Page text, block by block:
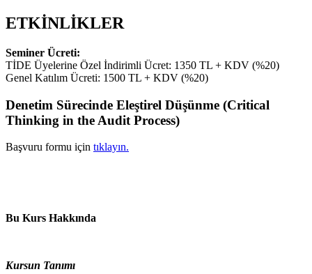
ETKİNLİKLER
Seminer Ücreti:
TİDE Üyelerine Özel İndirimli Ücret: 1350 TL + KDV (%20)
Genel Katılım Ücreti: 1500 TL + KDV (%20)
Denetim Sürecinde Eleştirel Düşünme (Critical
Thinking in the Audit Process)
Başvuru formu için tıklayın.
Bu Kurs Hakkında
Kursun Tanımı